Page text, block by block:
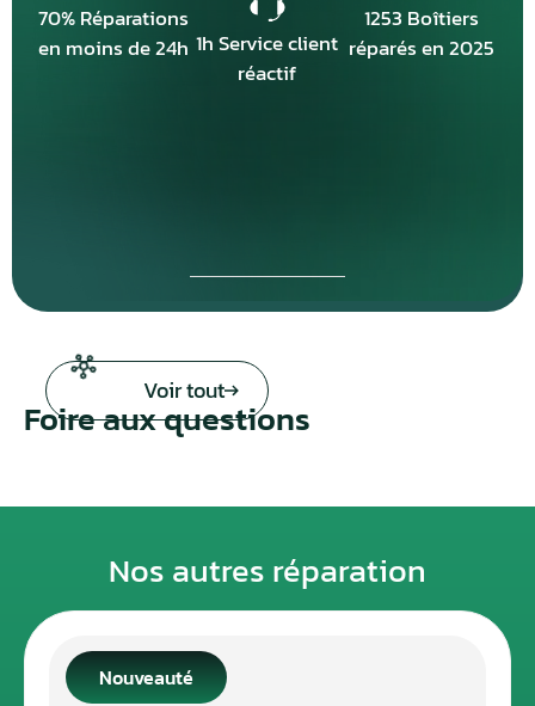
70% Réparations
en moins de 24h 1h Service client
réactif
1253 Boîtiers
réparés en 2025
Voir tout
Foire aux questions
Nos autres réparation
Nouveauté